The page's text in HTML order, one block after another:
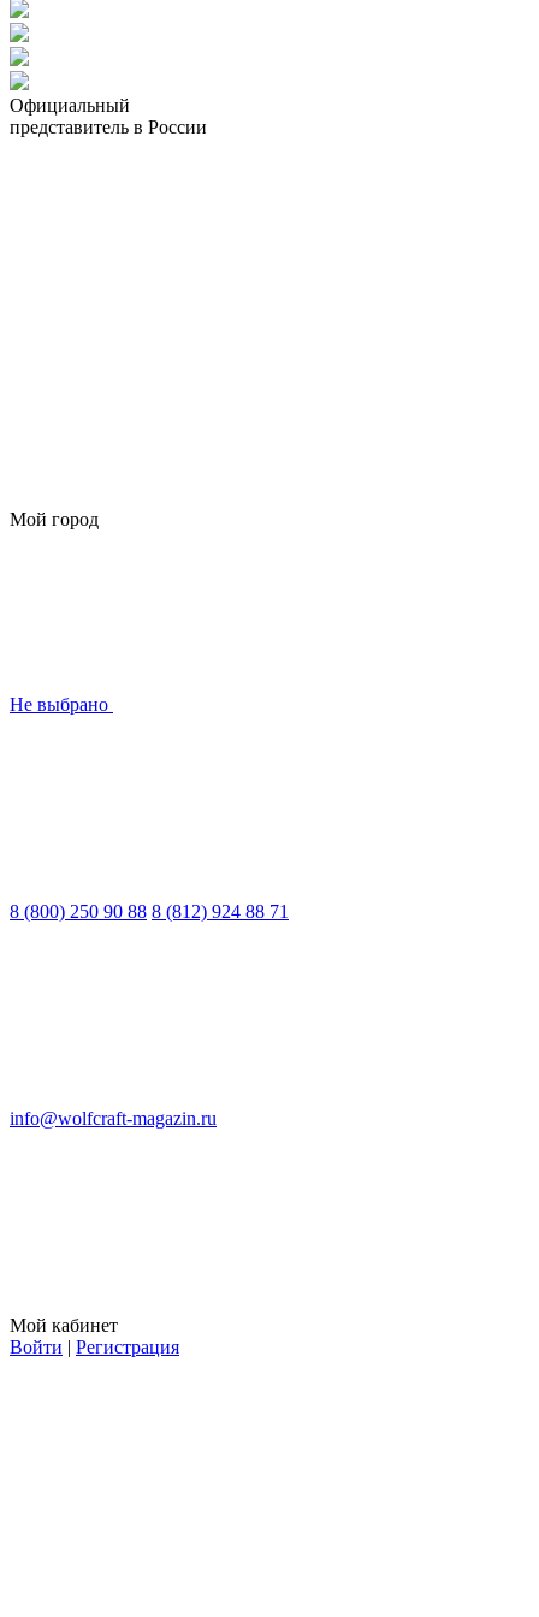
Официальный
представитель в России
Мой город
Не выбрано
8 (800) 250 90 88 8 (812) 924 88 71
info@wolfcraft-magazin.ru
Мой кабинет
Войти | Регистрация